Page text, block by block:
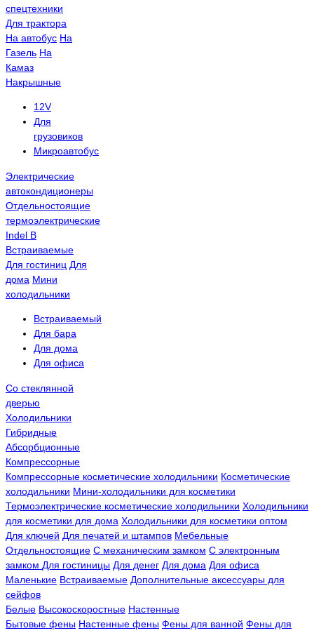
спецтехники
Для трактора
На автобус На
Газель На
Камаз
Накрышные
12V
Для
грузовиков
Микроавтобус
Электрические
автокондиционеры
Отдельностоящие
термоэлектрические
Indel B
Встраиваемые
Для гостиниц Для
дома Мини
холодильники
Встраиваемый
Для бара
Для дома
Для офиса
Со стеклянной
дверью
Холодильники
Гибридные
Абсорбционные
Компрессорные
Компрессорные косметические холодильники Косметические
холодильники Мини-холодильники для косметики
Термоэлектрические косметические холодильники Холодильники
для косметики для дома Холодильники для косметики оптом
Для ключей Для печатей и штампов Мебельные
Отдельностоящие С механическим замком С электронным
замком Для гостиницы Для денег Для дома Для офиса
Маленькие Встраиваемые Дополнительные аксессуары для
сейфов
Белые Высокоскоростные Настенные
Бытовые фены Настенные фены Фены для ванной Фены для